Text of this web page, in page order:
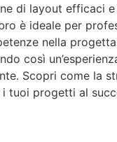
di layout efficaci
è ideale per
nella
così
Scopri come la
tuoi progetti al